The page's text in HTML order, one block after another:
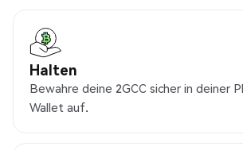
Halten
Bewahre deine 2GCC sicher in deiner
Wallet auf.